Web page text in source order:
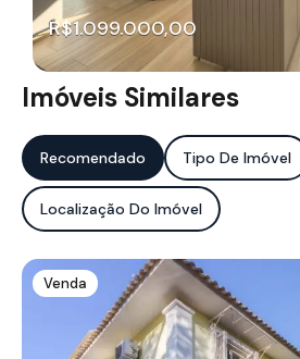
R$1.099.000,00
Imóveis Similares
Recomendado Tipo De Imóvel
Localização Do Imóvel
Venda